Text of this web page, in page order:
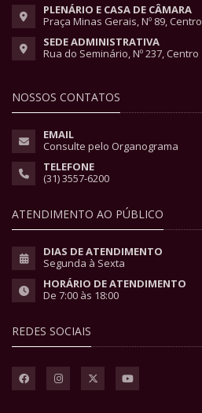
PLENÁRIO E CASA DE CÂMARA
Praça Minas Gerais, Nº 89, Centro
SEDE ADMINISTRATIVA
Rua do Seminário, Nº 237, Centro
NOSSOS CONTATOS
EMAIL
Consulte pelo Organograma
TELEFONE
(31) 3557-6200
ATENDIMENTO AO PÚBLICO
DIAS DE ATENDIMENTO
Segunda à Sexta
HORÁRIO DE ATENDIMENTO
De 7:00 às 18:00
REDES SOCIAIS